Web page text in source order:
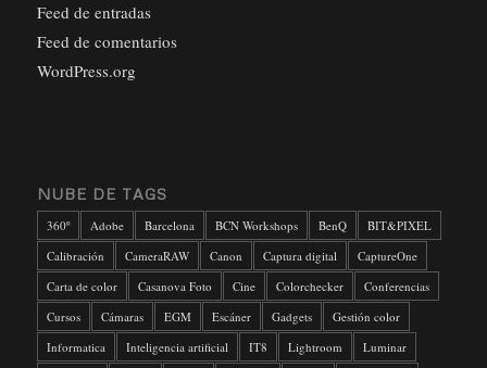
Feed de entradas
Feed de comentarios
WordPress.org
NUBE DE TAGS
360º Adobe Barcelona BCN Workshops BenQ
BIT&PIXEL
Calibración
CameraRAW Canon Captura digital
CaptureOne
Carta de color
Casanova Foto Cine Colorchecker
Conferencias
Cursos
Cámaras EGM Escáner Gadgets
Gestión color
Informatica
Inteligencia artificial IT8 Lightroom
Luminar